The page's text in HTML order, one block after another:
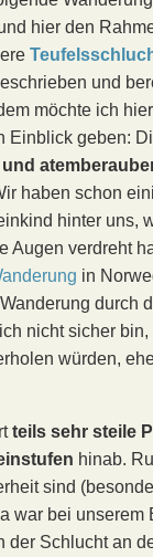
hier den
und
möchte ich
Einblick geben:
haben schon
hinter uns,
Augen verdreht
in
durch
nicht sicher
würden,
teils sehr steile
hinab.
sind
war bei unserem
der Schlucht an